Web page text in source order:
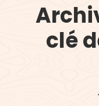
clé